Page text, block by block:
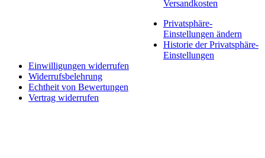
Versandkosten
Privatsphäre-
Einstellungen ändern
Historie der Privatsphäre-
Einstellungen
Einwilligungen widerrufen
Widerrufsbelehrung
Echtheit von Bewertungen
Vertrag widerrufen